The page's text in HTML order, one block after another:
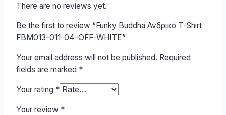
There are no reviews yet.
Be the first to review “Funky Buddha Ανδρικό T-Shirt
FBM013-011-04-OFF-WHITE”
Your email address will not be published. Required
fields are marked *
Your rating *
Your review *